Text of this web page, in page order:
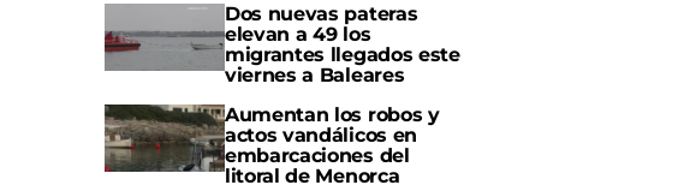
Dos nuevas pateras
elevan a 49 los
migrantes llegados este
viernes a Baleares
Aumentan los robos y
actos vandálicos en
embarcaciones del
litoral de Menorca